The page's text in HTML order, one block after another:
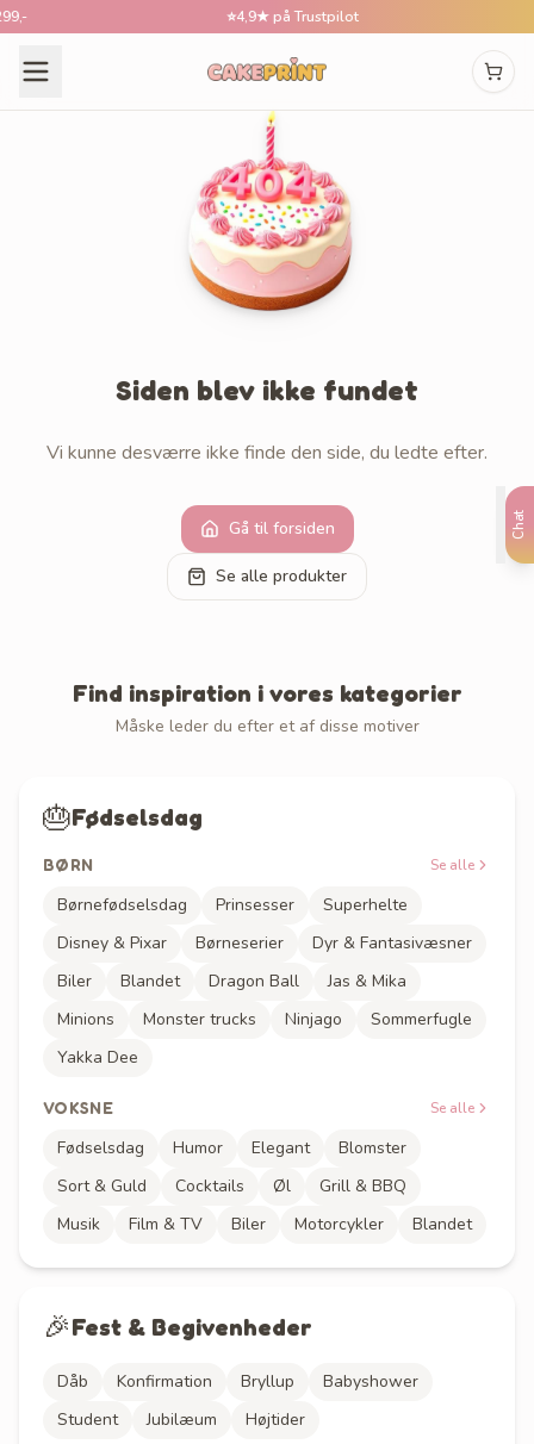
Chat
4,9★ på Trustpilot
Siden blev ikke fundet
Vi kunne desværre ikke finde den side, du ledte efter.
Gå til forsiden
Se alle produkter
Find inspiration i vores kategorier
Måske leder du efter et af disse motiver
🎂Fødselsdag
BØRN Se alle
Børnefødselsdag Prinsesser
Superhelte
Disney & Pixar
Børneserier
Dyr & Fantasivæsner
Biler
Blandet Dragon Ball
Jas & Mika
Minions
Monster trucks Ninjago
Sommerfugle
Yakka Dee
VOKSNE Se alle
Fødselsdag Humor Elegant
Blomster
Sort & Guld
Cocktails Øl
Grill & BBQ
Musik
Film & TV Biler Motorcykler Blandet
🎉Fest & Begivenheder
Dåb Konfirmation Bryllup
Babyshower
Student
Jubilæum Højtider